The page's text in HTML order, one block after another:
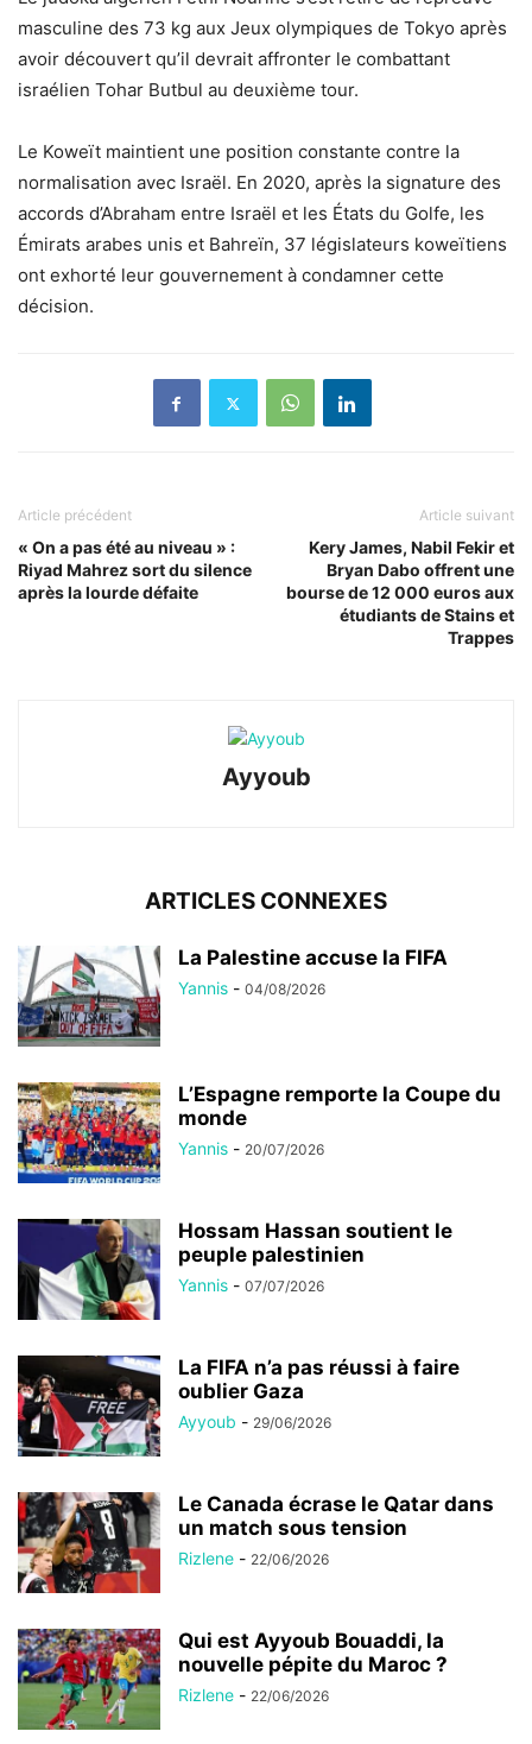
masculine des 73 kg aux Jeux olympiques de Tokyo après
avoir découvert qu’il devrait affronter le combattant
israélien Tohar Butbul au deuxième tour.
Le Koweït maintient une position constante contre la
normalisation avec Israël. En 2020, après la signature des
accords d’Abraham entre Israël et les États du Golfe, les
Émirats arabes unis et Bahreïn, 37 législateurs koweïtiens
ont exhorté leur gouvernement à condamner cette
décision.
Article précédent
« On a pas été au niveau » :
Riyad Mahrez sort du silence
après la lourde défaite
Article suivant
Kery James, Nabil Fekir et
Bryan Dabo offrent une
bourse de 12 000 euros aux
étudiants de Stains et
Trappes
Ayyoub
ARTICLES CONNEXES
La Palestine accuse la FIFA
Yannis - 04/08/2026
L’Espagne remporte la Coupe du
monde
Yannis - 20/07/2026
Hossam Hassan soutient le
peuple palestinien
Yannis - 07/07/2026
La FIFA n’a pas réussi à faire
oublier Gaza
Ayyoub - 29/06/2026
Le Canada écrase le Qatar dans
un match sous tension
Rizlene - 22/06/2026
Qui est Ayyoub Bouaddi, la
nouvelle pépite du Maroc ?
Rizlene - 22/06/2026